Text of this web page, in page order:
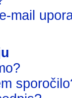
mail